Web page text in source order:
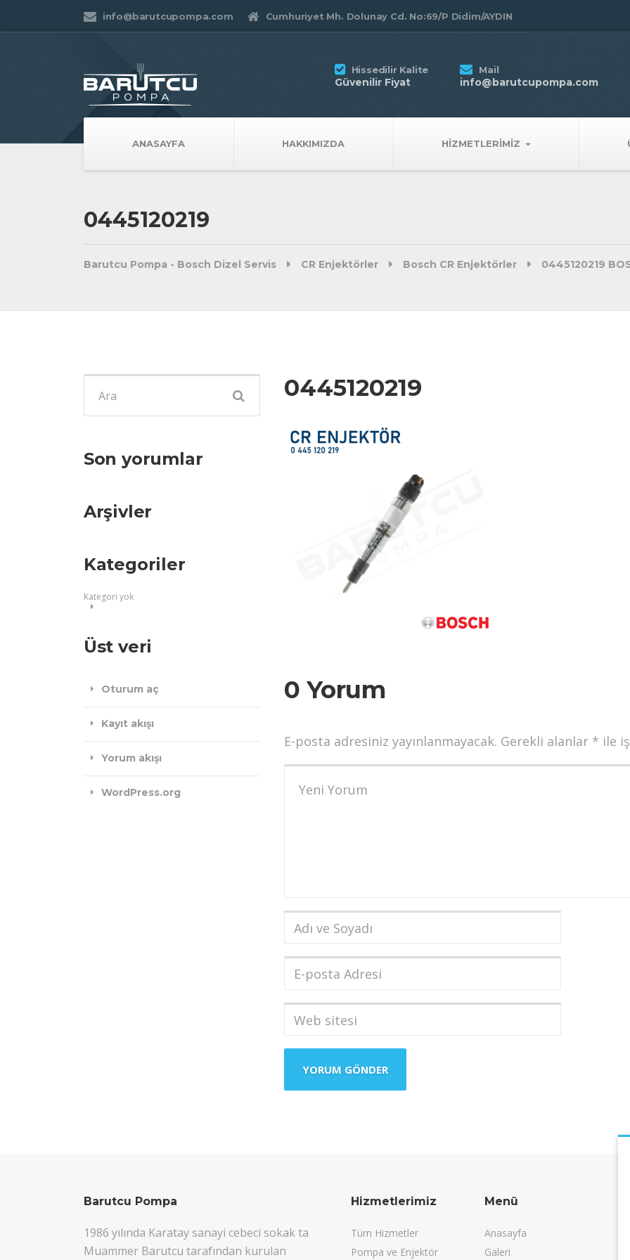
info@barutcupompa.com Cumhuriyet Mh. Dolunay Cd. No:69/P Didim/AYDIN
ANASAYFA HAKKIMIZDA HIZMETLERIMIZ
Hissedilir Kalite
Güvenilir Fiyat
Mail
info@barutcupompa.com
0445120219
Barutcu Pompa - Bosch Dizel Servis CR Enjektörler Bosch CR Enjektörler 0445120219
0445120219
0 Yorum
E-posta adresiniz yayınlanmayacak. Gerekli alanlar * ile
Adı
Soyadı*
Adresi*
Web
ara:
Son yorumlar
Arşivler
Kategoriler
Kategori yok
Üst veri
Oturum aç
Kayıt akışı
Yorum akışı
WordPress.org
Barutcu Pompa
1986 yılında Karatay sanayi cebeci sokak ta
Muammer Barutcu tarafından kurulan
Hizmetlerimiz
Tüm Hizmetler
Pompa ve Enjektör
Menü
Anasayfa
Galeri